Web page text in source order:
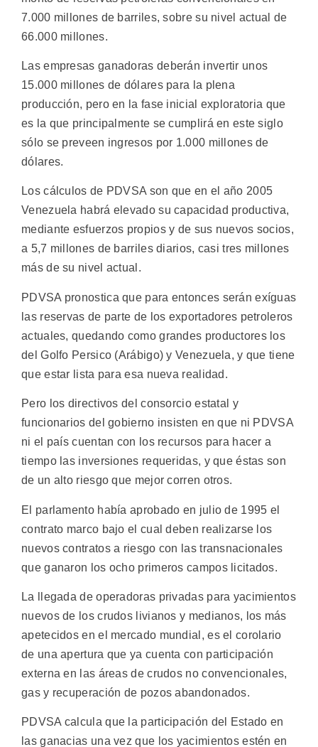
7.000 millones de barriles, sobre su nivel actual de
66.000 millones.
Las empresas ganadoras deberán invertir unos
15.000 millones de dólares para la plena
producción, pero en la fase inicial exploratoria que
es la que principalmente se cumplirá en este siglo
sólo se preveen ingresos por 1.000 millones de
dólares.
Los cálculos de PDVSA son que en el año 2005
Venezuela habrá elevado su capacidad productiva,
mediante esfuerzos propios y de sus nuevos socios,
a 5,7 millones de barriles diarios, casi tres millones
más de su nivel actual.
PDVSA pronostica que para entonces serán exíguas
las reservas de parte de los exportadores petroleros
actuales, quedando como grandes productores los
del Golfo Persico (Arábigo) y Venezuela, y que tiene
que estar lista para esa nueva realidad.
Pero los directivos del consorcio estatal y
funcionarios del gobierno insisten en que ni PDVSA
ni el país cuentan con los recursos para hacer a
tiempo las inversiones requeridas, y que éstas son
de un alto riesgo que mejor corren otros.
El parlamento había aprobado en julio de 1995 el
contrato marco bajo el cual deben realizarse los
nuevos contratos a riesgo con las transnacionales
que ganaron los ocho primeros campos licitados.
La llegada de operadoras privadas para yacimientos
nuevos de los crudos livianos y medianos, los más
apetecidos en el mercado mundial, es el corolario
de una apertura que ya cuenta con participación
externa en las áreas de crudos no convencionales,
gas y recuperación de pozos abandonados.
PDVSA calcula que la participación del Estado en
las ganacias una vez que los yacimientos estén en